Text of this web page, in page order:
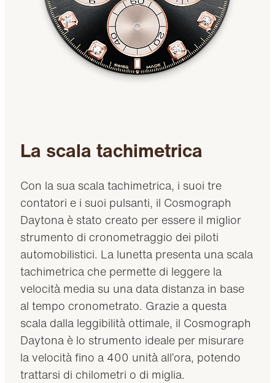
La scala tachimetrica
Con la sua scala tachimetrica, i suoi tre
contatori e i suoi pulsanti, il Cosmograph
Daytona è stato creato per essere il miglior
strumento di cronometraggio dei piloti
automobilistici. La lunetta presenta una scala
tachimetrica che permette di leggere la
velocità media su una data distanza in base
al tempo cronometrato. Grazie a questa
scala dalla leggibilità ottimale, il Cosmograph
Daytona è lo strumento ideale per misurare
la velocità fino a 400 unità all’ora, potendo
trattarsi di chilometri o di miglia.